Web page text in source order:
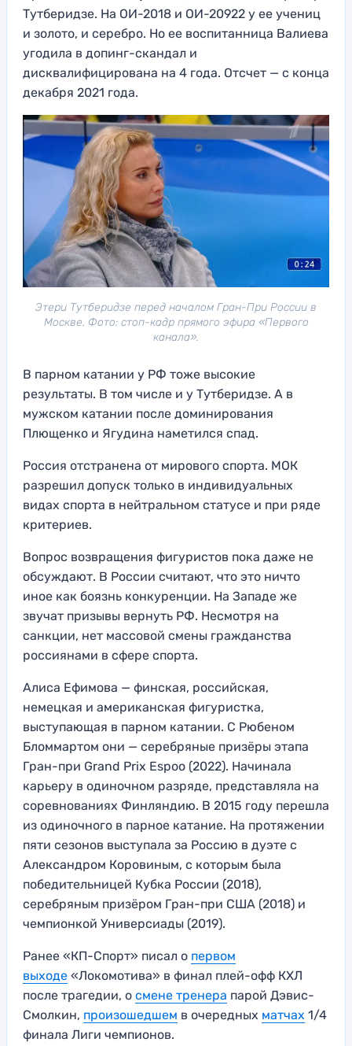
Тутберидзе. На ОИ-2018 и ОИ-20922 у ее учениц
и золото, и серебро. Но ее воспитанница Валиева
угодила в допинг-скандал и
дисквалифицирована на 4 года. Отсчет — с конца
декабря 2021 года.
Этери Тутберидзе перед началом Гран-При России в
Москве. Фото: стоп-кадр прямого эфира «Первого
канала».
В парном катании у РФ тоже высокие
результаты. В том числе и у Тутберидзе. А в
мужском катании после доминирования
Плющенко и Ягудина наметился спад.
Россия отстранена от мирового спорта. МОК
разрешил допуск только в индивидуальных
видах спорта в нейтральном статусе и при ряде
критериев.
Вопрос возвращения фигуристов пока даже не
обсуждают. В России считают, что это ничто
иное как боязнь конкуренции. На Западе же
звучат призывы вернуть РФ. Несмотря на
санкции, нет массовой смены гражданства
россиянами в сфере спорта.
Алиса Ефимова — финская, российская,
немецкая и американская фигуристка,
выступающая в парном катании. С Рюбеном
Бломмартом они — серебряные призёры этапа
Гран-при Grand Prix Espoo (2022). Начинала
карьеру в одиночном разряде, представляла на
соревнованиях Финляндию. В 2015 году перешла
из одиночного в парное катание. На протяжении
пяти сезонов выступала за Россию в дуэте с
Александром Коровиным, с которым была
победительницей Кубка России (2018),
серебряным призёром Гран-при США (2018) и
чемпионкой Универсиады (2019).
Ранее «КП-Спорт» писал о первом
выходе «Локомотива» в финал плей-офф КХЛ
после трагедии, о смене тренера парой Дэвис-
Смолкин, произошедшем в очередных матчах 1/4
финала Лиги чемпионов.